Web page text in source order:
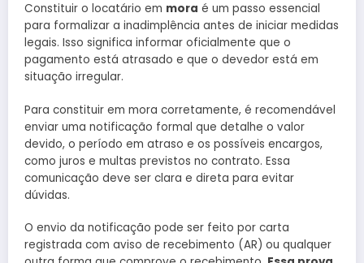
Constituir o locatário em mora é um passo essencial
para formalizar a inadimplência antes de iniciar medidas
legais. Isso significa informar oficialmente que o
pagamento está atrasado e que o devedor está em
situação irregular.
Para constituir em mora corretamente, é recomendável
enviar uma notificação formal que detalhe o valor
devido, o período em atraso e os possíveis encargos,
como juros e multas previstos no contrato. Essa
comunicação deve ser clara e direta para evitar
dúvidas.
O envio da notificação pode ser feito por carta
registrada com aviso de recebimento (AR) ou qualquer